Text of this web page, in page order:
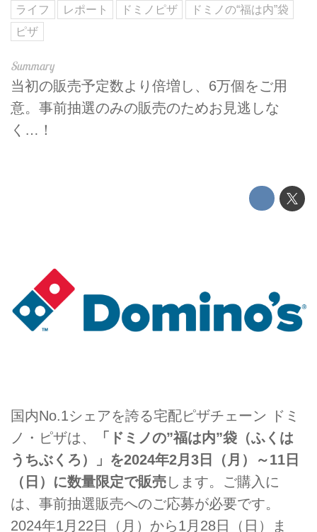
ライフ レポート ドミノピザ
ドミノの“福は内”袋
ピザ
当初の販売予定数より倍増し、6万個をご用
意。事前抽選のみの販売のためお見逃しな
く…！
国内No.1シェアを誇る宅配ピザチェーン ドミ
ノ・ピザは、
「ドミノの”福は内”袋（ふくは
うちぶくろ）」を2024年2月3日（月）～11日
（日）に数量限定で販売します。ご購入に
は、事前抽選販売へのご応募が必要です。
2024年1月22日（月）から1月28日（日）ま